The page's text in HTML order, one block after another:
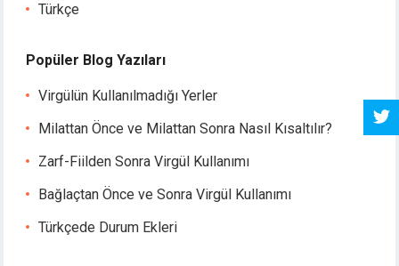
Türkçe
Popüler Blog Yazıları
Virgülün Kullanılmadığı Yerler
Milattan Önce ve Milattan Sonra Nasıl Kısaltılır?
Zarf-Fiilden Sonra Virgül Kullanımı
Bağlaçtan Önce ve Sonra Virgül Kullanımı
Türkçede Durum Ekleri